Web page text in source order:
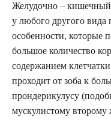
Желудочно – кишечный
у любого другого
особенности, которые
большое количество
содержанием
проходит от зоба к
прондерикулусу
мускулистому второму